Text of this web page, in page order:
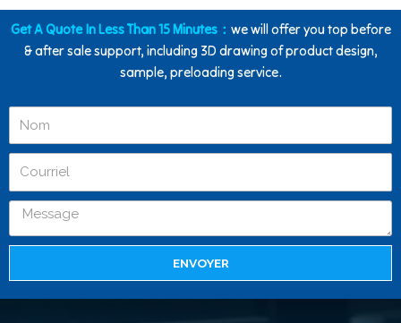
Get A Quote In Less Than 15 Minutes： we will offer you top before
& after sale support, including 3D drawing of product design,
sample, preloading service.
ENVOYER